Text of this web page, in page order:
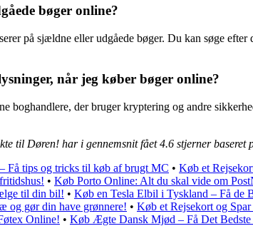
bøger online?
på sjældne eller udgåede bøger. Du kan søge
når jeg køber bøger online?
boghandlere, der bruger kryptering og andre
til Døren! har i gennemsnit fået4.6 stjerner baseret
Få tips og tricks til køb af brugt MC • Køb et
• Køb Porto Online: Alt du skal vide om
til din bil! • Køb en Tesla Elbil i Tyskland – Få de
og gør din have grønnere! • Køb et Rejsekort og
Online! • Køb Ægte Dansk Mjød – Få Det